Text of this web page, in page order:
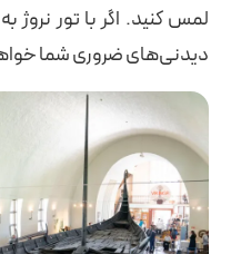
لمس کنید. اگر با تور نروژ
دیدنی‌های ضروری شما